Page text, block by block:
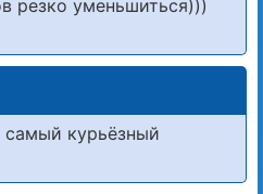
резко уменьшиться)))
самый курьёзный